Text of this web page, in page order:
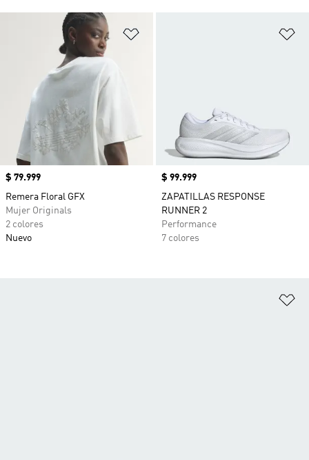
Precio
$ 79.999
Remera Floral GFX
Mujer Originals
2 colores
Nuevo
Precio
$ 99.999
ZAPATILLAS RESPONSE
RUNNER 2
Performance
7 colores